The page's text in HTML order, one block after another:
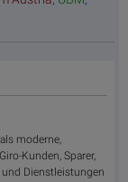
moderne,
Kunden, Sparer,
Dienstleistungen